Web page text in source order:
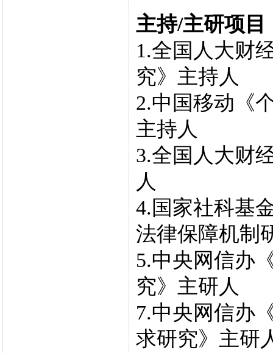
主持/主研项目
1.全国人大财
究》主持人
2.中国移动《
主持人
3.全国人大财
人
4.国家社科基
法律保障机制
5.中央网信办
究》主研人
7.中央网信办
求研究》主研